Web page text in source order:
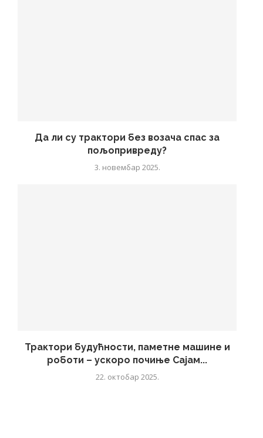
Да ли су трактори без возача спас за
пољопривреду?
3. новембар 2025.
Трактори будућности, паметне машине и
роботи – ускоро почиње Сајам...
22. октобар 2025.